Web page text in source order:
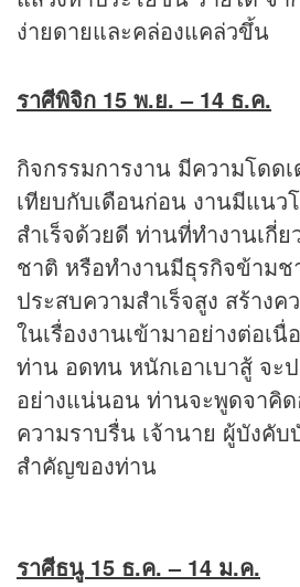
ง่ายดายและคล่องแคล่วขึ้น
ราศีพิจิก 15 พ.ย. – 14 ธ.ค.
กิจกรรมการงาน มีความโดด
เทียบกับเดือนก่อน งานมีแนว
สำเร็จด้วยดี ท่านที่ทำงานเกี่ย
ชาติ หรือทำงานมีธุรกิจข้าม
ประสบความสำเร็จสูง สร้าง
ในเรื่องงานเข้ามาอย่างต่อเ
ท่าน อดทน หนักเอาเบาสู้ จะ
อย่างแน่นอน ท่านจะพูดจาคิ
ความราบรื่น เจ้านาย ผู้บังคั
สำคัญของท่าน
ราศีธนู 15 ธ.ค. – 14 ม.ค.